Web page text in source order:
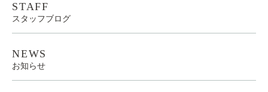
STAFF
スタッフブログ
NEWS
お知らせ